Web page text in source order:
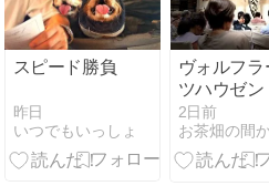
スピード勝負
昨日
いつでもいっしょ
ヴォルフラ
ツハウゼン
2日前